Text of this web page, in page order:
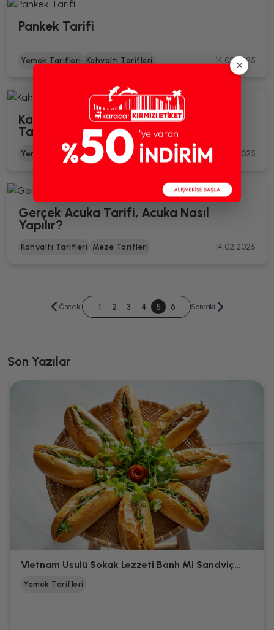
Pankek Tarifi
Yemek Tarifleri Kahvaltı Tarifleri 14.02.2025
Kahvaltınızı Renklendirin: French Tost
Tarifi
Yemek Tarifleri Kahvaltı Tarifleri 14.02.2025
Gerçek Acuka Tarifi, Acuka Nasıl
Yapılır?
Kahvaltı Tarifleri Meze Tarifleri 14.02.2025
Önceki 1 2 3 4 5 6 Sonraki
Son Yazılar
Vietnam Usulü Sokak Lezzeti Banh Mi Sandviç
Yemek Tarifleri
×